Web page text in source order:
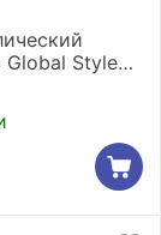
Global Style
секции